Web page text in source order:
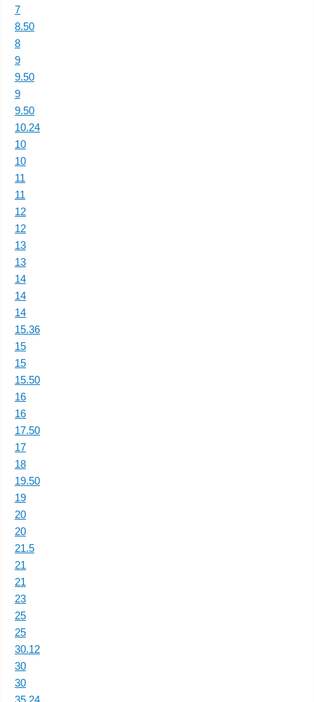
7
8.50
8
9
9.50
9
9.50
10.24
10
10
11
11
12
12
13
13
14
14
14
15.36
15
15
15.50
16
16
17.50
17
18
19.50
19
20
20
21.5
21
21
23
25
25
30.12
30
30